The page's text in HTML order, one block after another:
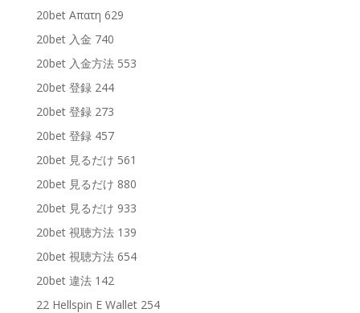
20bet Απατη 629
20bet 入金 740
20bet 入金方法 553
20bet 登録 244
20bet 登録 273
20bet 登録 457
20bet 見るだけ 561
20bet 見るだけ 880
20bet 見るだけ 933
20bet 視聴方法 139
20bet 視聴方法 654
20bet 違法 142
22 Hellspin E Wallet 254